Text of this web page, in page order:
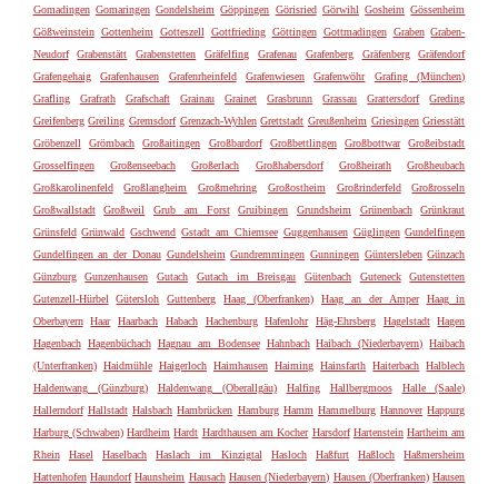
Gomadingen Gomaringen Gondelsheim Göppingen Görisried Görwihl Gosheim Gössenheim
Gößweinstein Gottenheim Gotteszell Gottfrieding Göttingen Gottmadingen Graben Graben-
Neudorf
Grabenstätt Grabenstetten Gräfelfing Grafenau Grafenberg Gräfenberg
Gräfendorf
Grafengehaig
Grafenhausen Grafenrheinfeld Grafenwiesen Grafenwöhr
Grafing (München)
Grafling
Grafrath Grafschaft Grainau Grainet Grasbrunn Grassau Grattersdorf
Greding
Greifenberg Greiling Gremsdorf Grenzach-Wyhlen Grettstadt Greußenheim Griesingen Griesstätt
Gröbenzell
Grömbach Großaitingen Großbardorf Großbettlingen Großbottwar
Großeibstadt
Grosselfingen
Großenseebach Großerlach Großhabersdorf Großheirath
Großheubach
Großkarolinenfeld
Großlangheim Großmehring Großostheim Großrinderfeld
Großrosseln
Großwallstadt
Großweil Grub am Forst Gruibingen Grundsheim Grünenbach
Grünkraut
Grünsfeld Grünwald Gschwend Gstadt am Chiemsee Guggenhausen Güglingen Gundelfingen
Gundelfingen an der Donau Gundelsheim Gundremmingen Gunningen Güntersleben Günzach
Günzburg
Gunzenhausen Gutach Gutach im Breisgau Gütenbach Guteneck
Gutenstetten
Gutenzell-Hürbel
Gütersloh Guttenberg Haag (Oberfranken) Haag an der Amper
Haag in
Oberbayern
Haar Haarbach Habach Hachenburg Hafenlohr Häg-Ehrsberg Hagelstadt
Hagen
Hagenbach Hagenbüchach Hagnau am Bodensee Hahnbach Haibach (Niederbayern) Haibach
(Unterfranken) Haidmühle Haigerloch Haimhausen Haiming Hainsfarth Haiterbach Halblech
Haldenwang (Günzburg)
Haldenwang (Oberallgäu) Halfing Hallbergmoos
Halle (Saale)
Hallerndorf Hallstadt Halsbach Hambrücken Hamburg Hamm Hammelburg Hannover Happurg
Harburg (Schwaben) Hardheim Hardt Hardthausen am Kocher Harsdorf Hartenstein Hartheim am
Rhein
Hasel Haselbach Haslach im Kinzigtal Hasloch Haßfurt Haßloch
Haßmersheim
Hattenhofen Haundorf Haunsheim Hausach Hausen (Niederbayern) Hausen (Oberfranken) Hausen